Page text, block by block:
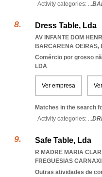
Activity categories: ...
Dress Table, Lda
AV INFANTE DOM
BARCARENA OEIRAS,
Comércio por grosso
LDA
Ver empresa
Matches in the search
Activity categories: ...
Safe Table, Lda
R MADRE MARIA
FREGUESIAS
Outras atividades de